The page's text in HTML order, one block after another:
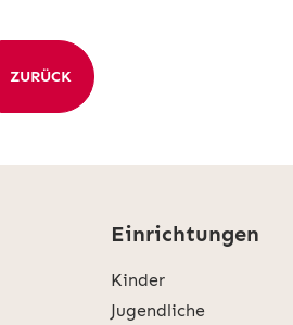
ZURÜCK
Einrichtungen
Kinder
Jugendliche